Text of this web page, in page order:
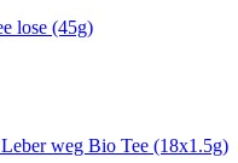
lose (45g)